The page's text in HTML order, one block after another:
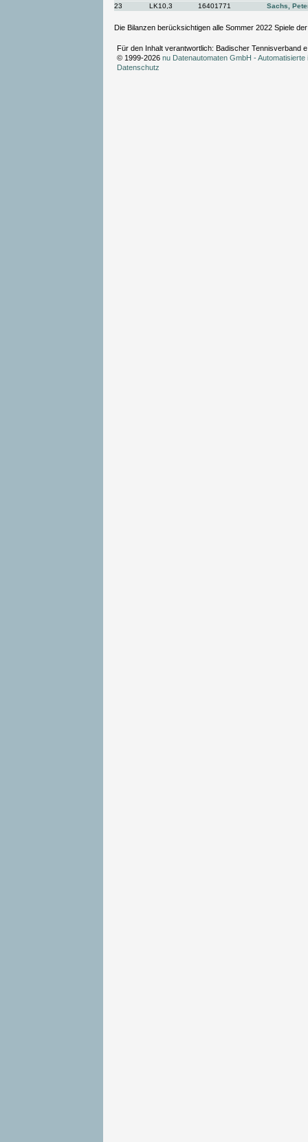
23
LK10,3 16401771 Sachs,
Die Bilanzen berücksichtigen alle Sommer 2022 Spiele
Für den Inhalt verantwortlich: Badischer Tennisverband
© 1999-2026 nu Datenautomaten GmbH -
Datenschutz